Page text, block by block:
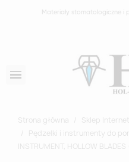
Materiały stomatologiczne i
Strona główna Sklep
Pędzelki i instrumenty do
INSTRUMENT, HOLLOW BLADES